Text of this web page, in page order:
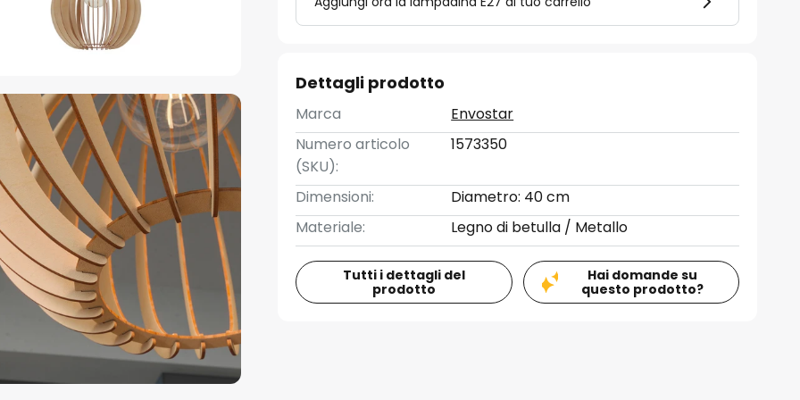
Dettagli prodotto
Marca
Envostar
Numero articolo
(SKU):
1573350
Dimensioni:
Diametro: 40 cm
Materiale:
Legno di betulla / Metallo
Tutti i dettagli del
prodotto
Hai domande su
questo prodotto?